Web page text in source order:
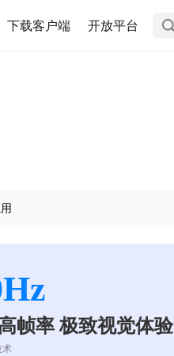
下载客户端 开放平台
帧率 极致视觉体验
术